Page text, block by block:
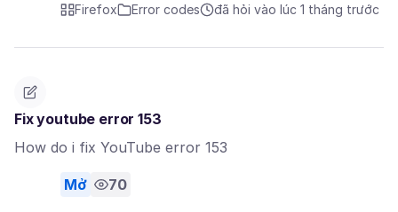
Firefox Error codes đã hỏi vào lúc 1 tháng trước
Fix youtube error 153
How do i fix YouTube error 153
Mở 70